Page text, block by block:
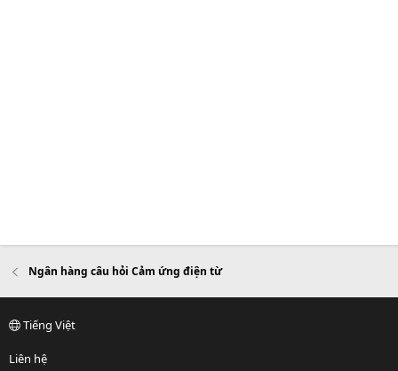
Ngân hàng câu hỏi Cảm ứng điện từ
Tiếng Việt
Liên hệ